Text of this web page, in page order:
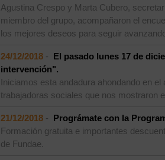
Agustina Crespo y Marta Cubero,
miembro del grupo, acompañaron el
los mejores deseos para seguir
24/12/2018 - El pasado lunes 17 de
intervención".
Iniciamos esta andadura ahondando en
trabajadoras sociales que nos mostraron
21/12/2018 - Prográmate con la
Formación gratuita e importantes
de Fundae.